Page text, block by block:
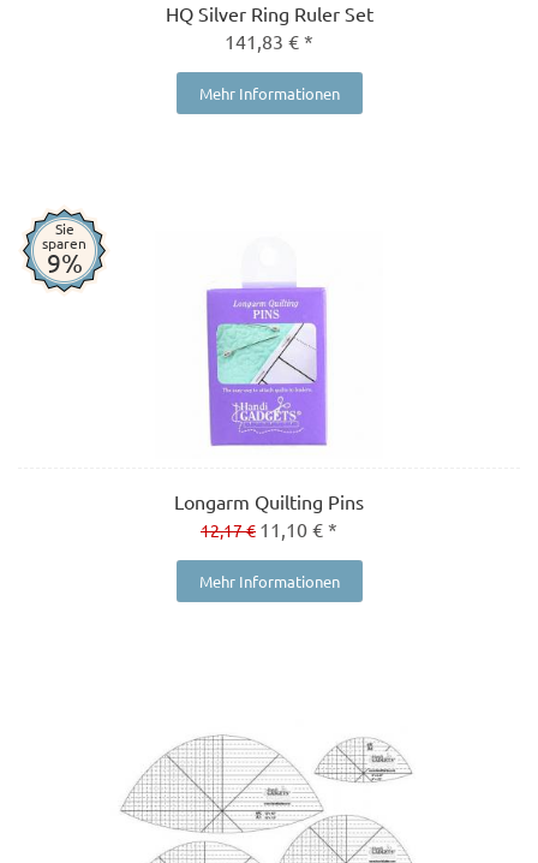
HQ Silver Ring Ruler Set
141,83 € *
Mehr Informationen
Sie
sparen
9%
Longarm Quilting Pins
12,17 € 11,10 € *
Mehr Informationen